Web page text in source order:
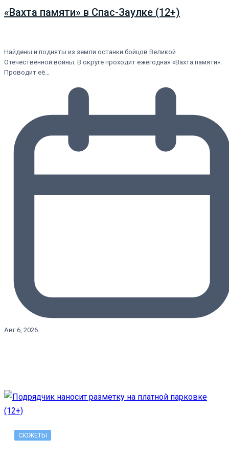
«Вахта памяти» в Спас-Заулке (12+)
Найдены и подняты из земли останки бойцов Великой
Отечественной войны. В округе проходит ежегодная «Вахта памяти».
Проводит её…
Авг 6, 2026
СЮЖЕТЫ